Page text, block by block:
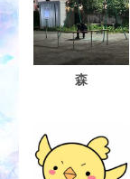
森